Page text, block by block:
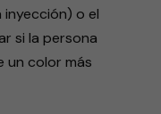
o el
si la persona
un color más